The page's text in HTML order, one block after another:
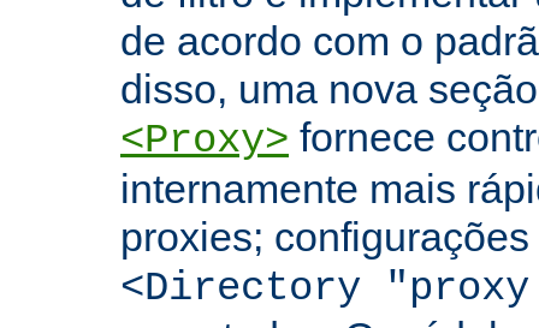
de acordo com o
disso, uma nova
<Proxy> fornece
internamente mais
proxies;
<Directory